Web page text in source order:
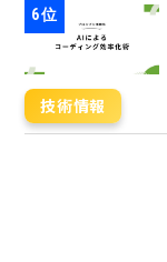
技術情報